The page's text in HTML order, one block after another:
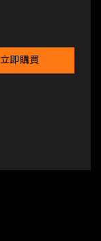
立即購買